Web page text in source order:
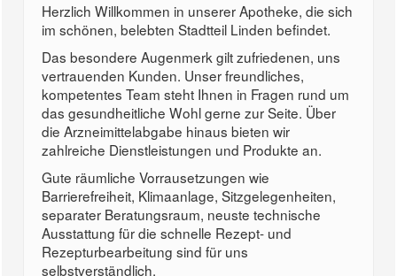
Herzlich Willkommen in unserer Apotheke, die sich
im schönen, belebten Stadtteil Linden befindet.
Das besondere Augenmerk gilt zufriedenen, uns
vertrauenden Kunden. Unser freundliches,
kompetentes Team steht Ihnen in Fragen rund um
das gesundheitliche Wohl gerne zur Seite. Über
die Arzneimittelabgabe hinaus bieten wir
zahlreiche Dienstleistungen und Produkte an.
Gute räumliche Vorrausetzungen wie
Barrierefreiheit, Klimaanlage, Sitzgelegenheiten,
separater Beratungsraum, neuste technische
Ausstattung für die schnelle Rezept- und
Rezepturbearbeitung sind für uns
selbstverständlich.